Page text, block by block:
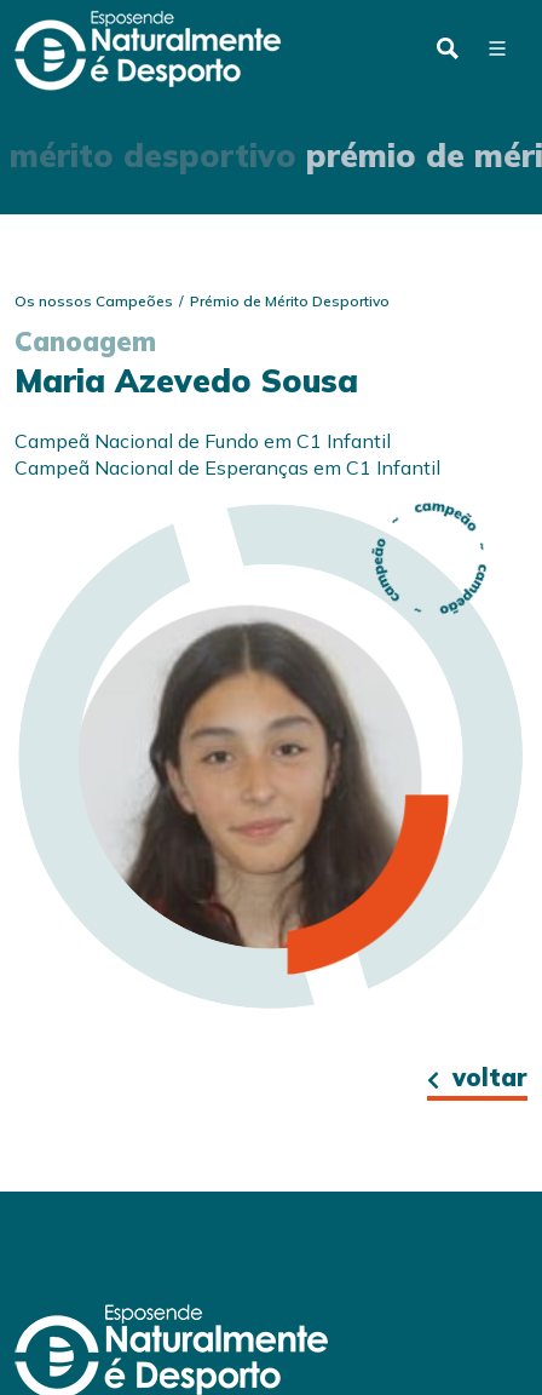
desportivo prémio de
Os nossos Campeões Prémio de Mérito Desportivo
Canoagem
Maria Azevedo Sousa
Campeã Nacional de Fundo em C1 Infantil
Campeã Nacional de Esperanças em C1 Infantil
voltar